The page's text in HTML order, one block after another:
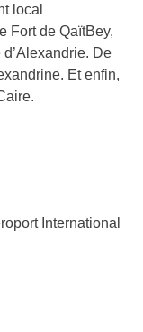
local
Fort de QaïtBey,
De
Et enfin,
International